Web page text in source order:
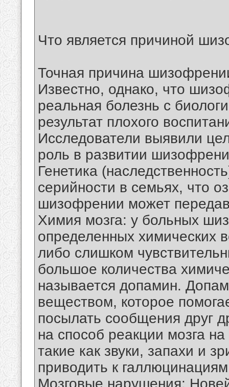
Что является причиной
Точная причина
Известно, однако, что
реальная болезнь с
результат плохого
Исследователи выявили
роль в развитии
Генетика
серийности в семьях, что
шизофрении может
Химия мозга: у больных
определенных химических
либо слишком
большое количества
называется допамин.
веществом, которое
посылать сообщения друг
на способ реакции мозга
такие как звуки, запахи и
приводить к